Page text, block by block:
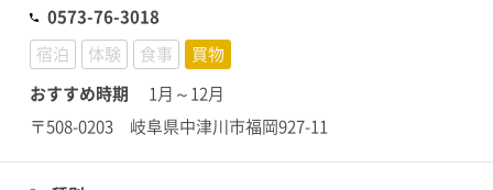
0573-76-3018
宿泊
体験 食事
買物
おすすめ時期
1月～12月
〒508-0203 岐阜県中津川市福岡927-11